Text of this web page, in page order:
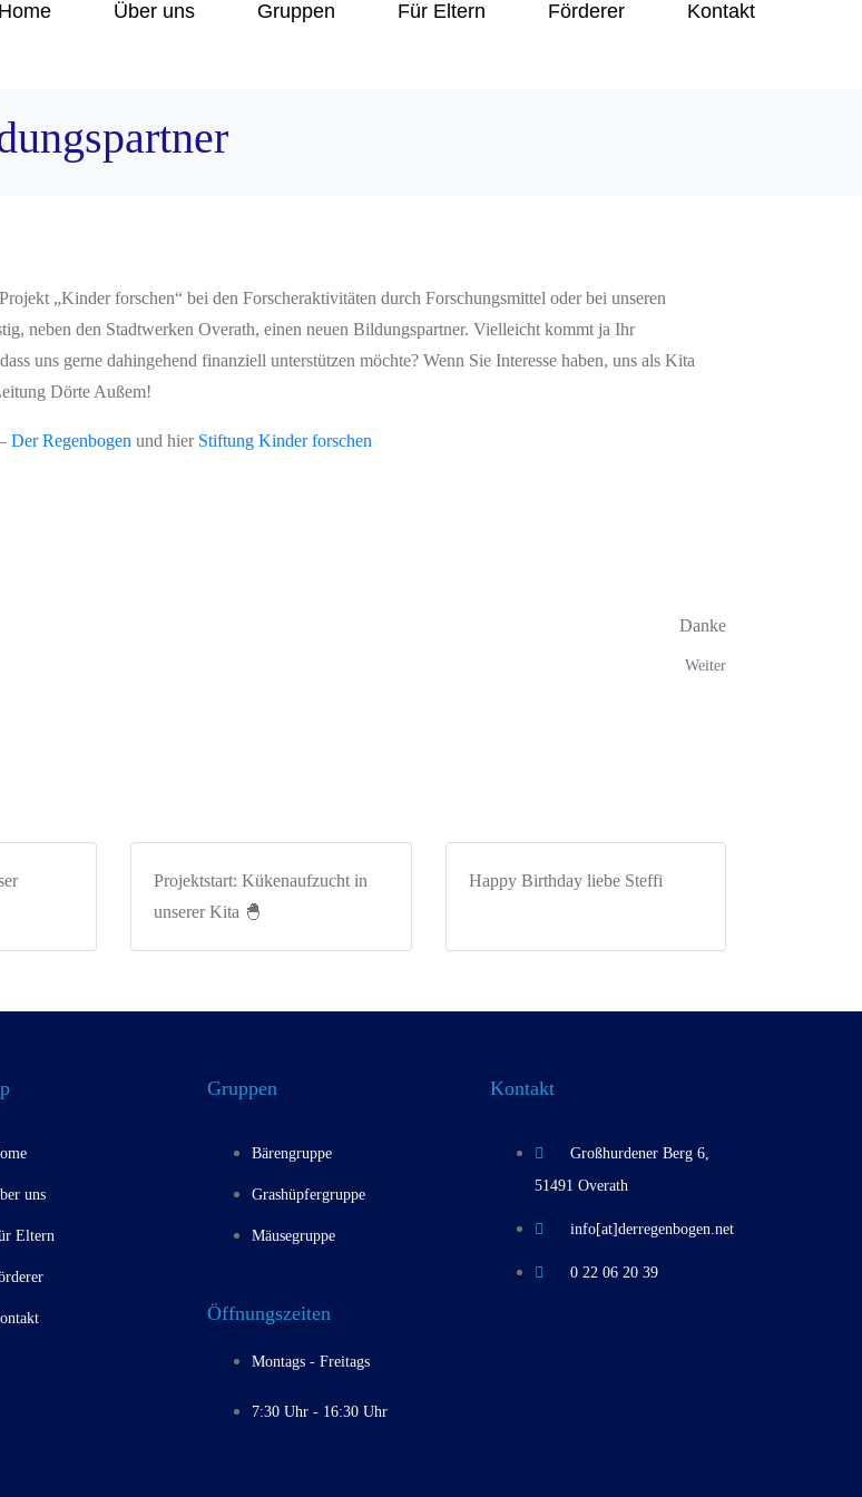
Home Über uns Gruppen Für Eltern Förderer Kontakt
„Kinder forschen“ bei den Forscheraktivitäten durch Forschungsmittel oder bei unseren
neben den Stadtwerken Overath, einen neuen Bildungspartner. Vielleicht kommt ja Ihr
uns gerne dahingehend finanziell unterstützen möchte? Wenn Sie Interesse haben, uns als Kita
Dörte Außem!
Der Regenbogen und hier Stiftung Kinder forschen
Danke
Weiter
Projektstart: Kükenaufzucht in
unserer Kita 🐣
Happy Birthday liebe Steffi
uns
Eltern
Gruppen
Bärengruppe
Grashüpfergruppe
Mäusegruppe
Öffnungszeiten
Montags - Freitags
7:30 Uhr - 16:30 Uhr
Kontakt
Großhurdener Berg 6,
51491 Overath
info[at]derregenbogen.net
0 22 06 20 39